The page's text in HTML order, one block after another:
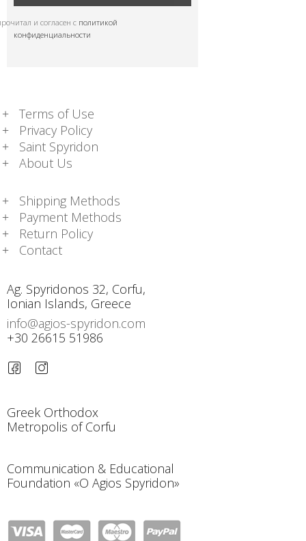
и согласен с политикой
конфиденциальности
Terms of Use
Privacy Policy
Saint Spyridon
About Us
Shipping Methods
Payment Methods
Return Policy
Contact
Ag. Spyridonos 32, Corfu,
Ionian Islands, Greece
info@agios-spyridon.com
+30 26615 51986
Greek Orthodox
Metropolis of Corfu
Communication & Educational
Foundation «O Agios Spyridon»